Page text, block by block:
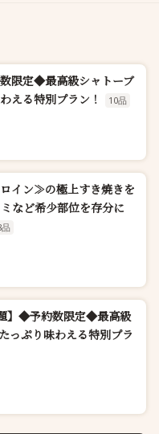
限定◆最高級シャトーブ
える特別プラン！
10品
イン≫の極上すき焼きを
など希少部位を存分に
品
】◆予約数限定◆最高級
っぷり味わえる特別プラ